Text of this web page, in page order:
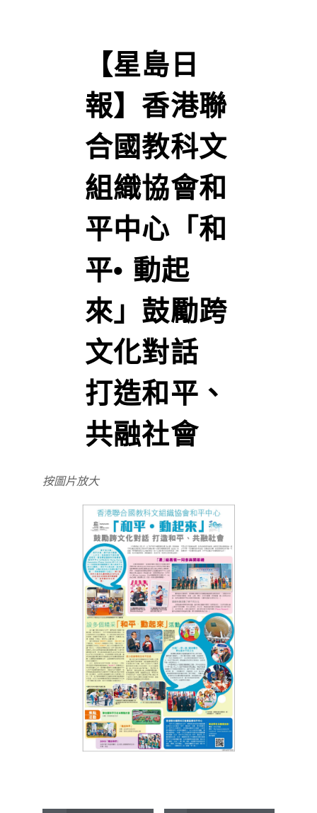
【星島日
報】香港聯
合國教科文
組織協會和
平中心「和
平• 動起
來」鼓勵跨
文化對話
打造和平、
共融社會
按圖片放大